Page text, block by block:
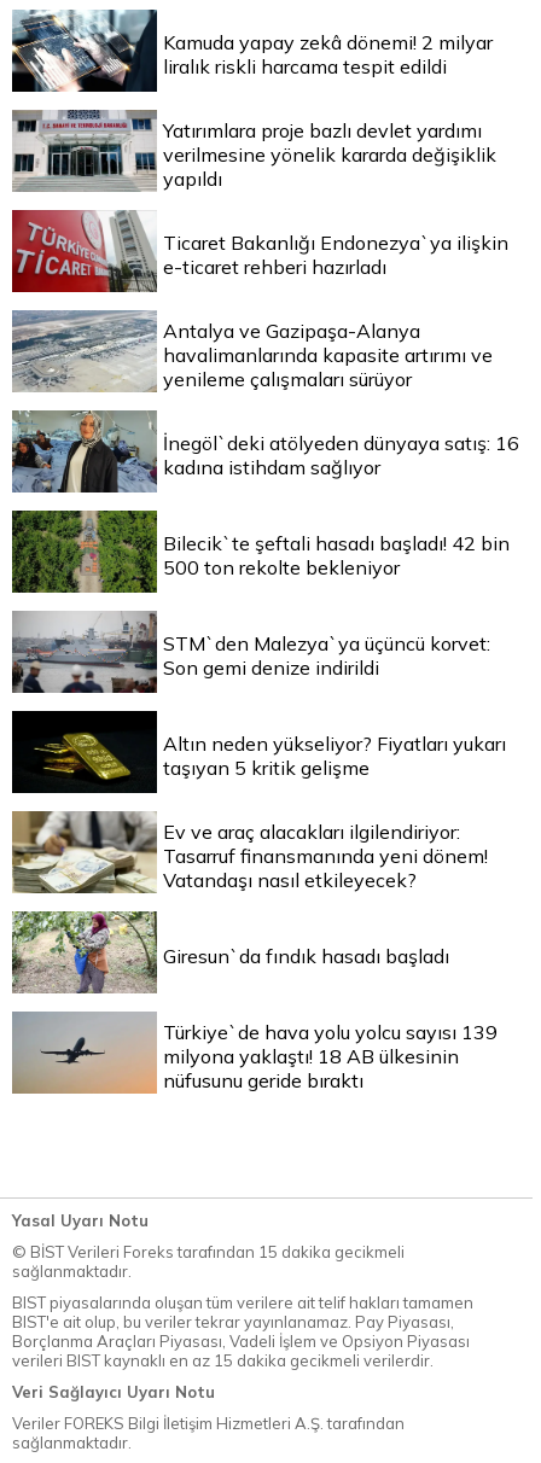
Kamuda yapay zekâ dönemi! 2 milyar
liralık riskli harcama tespit edildi
Yatırımlara proje bazlı devlet yardımı
verilmesine yönelik kararda değişiklik
yapıldı
Ticaret Bakanlığı Endonezya`ya ilişkin
e-ticaret rehberi hazırladı
Antalya ve Gazipaşa-Alanya
havalimanlarında kapasite artırımı ve
yenileme çalışmaları sürüyor
İnegöl`deki atölyeden dünyaya satış: 16
kadına istihdam sağlıyor
Bilecik`te şeftali hasadı başladı! 42 bin
500 ton rekolte bekleniyor
STM`den Malezya`ya üçüncü korvet:
Son gemi denize indirildi
Altın neden yükseliyor? Fiyatları yukarı
taşıyan 5 kritik gelişme
Ev ve araç alacakları ilgilendiriyor:
Tasarruf finansmanında yeni dönem!
Vatandaşı nasıl etkileyecek?
Giresun`da fındık hasadı başladı
Türkiye`de hava yolu yolcu sayısı 139
milyona yaklaştı! 18 AB ülkesinin
nüfusunu geride bıraktı
Yasal Uyarı Notu
© BİST Verileri Foreks tarafından 15 dakika gecikmeli
sağlanmaktadır.
BIST piyasalarında oluşan tüm verilere ait telif hakları tamamen
BIST'e ait olup, bu veriler tekrar yayınlanamaz. Pay Piyasası,
Borçlanma Araçları Piyasası, Vadeli İşlem ve Opsiyon Piyasası
verileri BIST kaynaklı en az 15 dakika gecikmeli verilerdir.
Veri Sağlayıcı Uyarı Notu
Veriler FOREKS Bilgi İletişim Hizmetleri A.Ş. tarafından
sağlanmaktadır.